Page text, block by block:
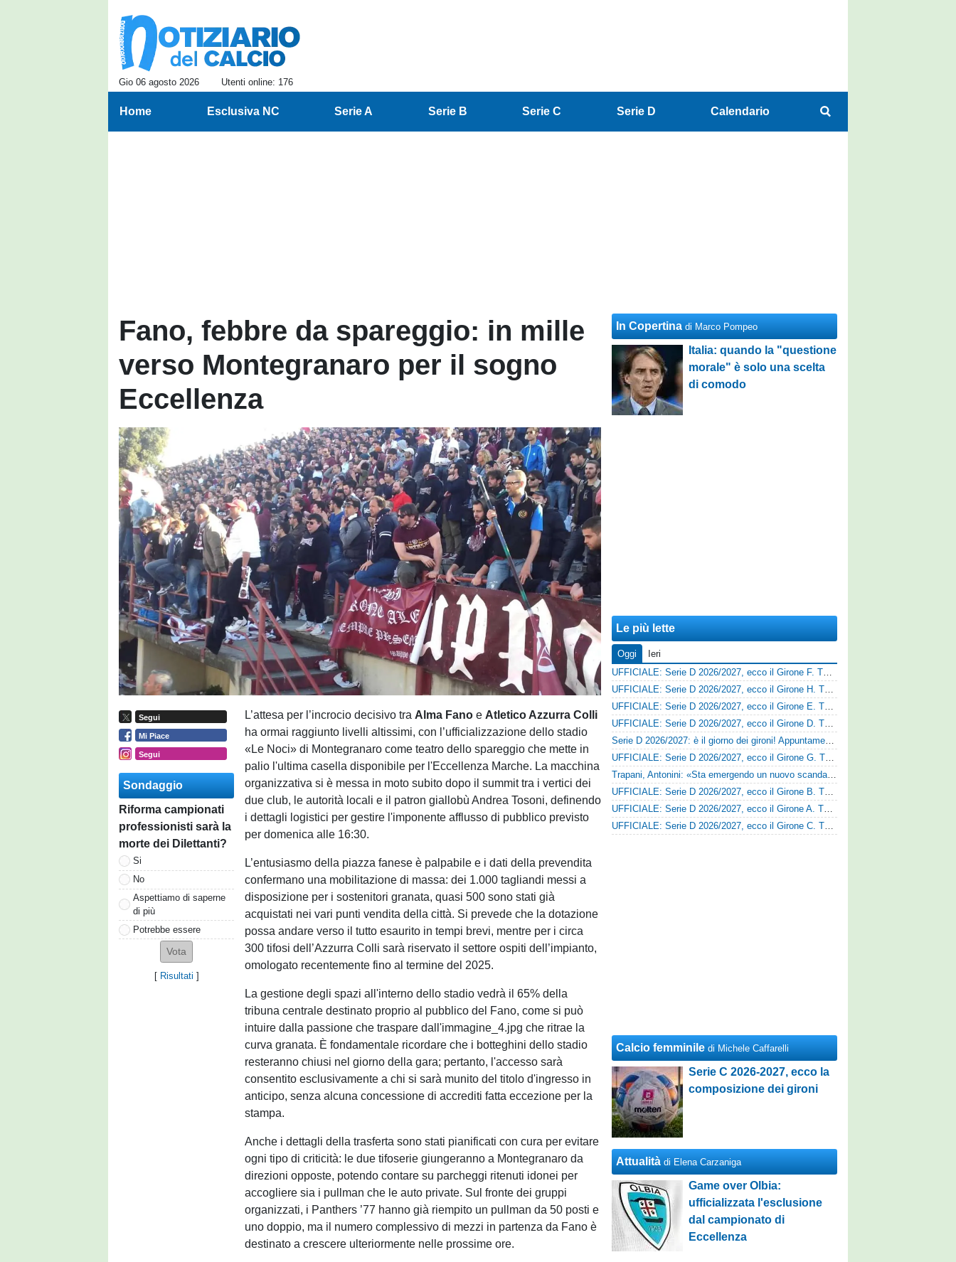
Gio 06 agosto 2026 Utenti online: 176
Home Esclusiva NC Serie A Serie B Serie C Serie D Calendario
Fano, febbre da spareggio: in mille
verso Montegranaro per il sogno
Eccellenza
Segui
Mi Piace
Segui
Sondaggio
Riforma campionati
professionisti sarà la
morte dei Dilettanti?
Si
No
Aspettiamo di saperne
di più
Potrebbe essere
[ Risultati ]
L’attesa per l’incrocio decisivo tra Alma Fanoe Atletico Azzurra Colli
ha ormai raggiunto livelli altissimi, con l’ufficializzazione dello stadio
«Le Noci» di Montegranaro come teatro dello spareggio che mette in
palio l'ultima casella disponibile per l'Eccellenza Marche. La macchina
organizzativa si è messa in moto subito dopo il summit tra i vertici dei
due club, le autorità locali e il patron giallobù Andrea Tosoni, definendo
i dettagli logistici per gestire l'imponente afflusso di pubblico previsto
per domenica alle 16:30.
L’entusiasmo della piazza fanese è palpabile e i dati della prevendita
confermano una mobilitazione di massa: dei 1.000 tagliandi messi a
disposizione per i sostenitori granata, quasi 500 sono stati già
acquistati nei vari punti vendita della città. Si prevede che la dotazione
possa andare verso il tutto esaurito in tempi brevi, mentre per i circa
300 tifosi dell’Azzurra Colli sarà riservato il settore ospiti dell’impianto,
omologato recentemente fino al termine del 2025.
La gestione degli spazi all'interno dello stadio vedrà il 65% della
tribuna centrale destinato proprio al pubblico del Fano, come si può
intuire dalla passione che traspare dall'immagine_4.jpg che ritrae la
curva granata. È fondamentale ricordare che i botteghini dello stadio
resteranno chiusi nel giorno della gara; pertanto, l'accesso sarà
consentito esclusivamente a chi si sarà munito del titolo d'ingresso in
anticipo, senza alcuna concessione di accrediti fatta eccezione per la
stampa.
Anche i dettagli della trasferta sono stati pianificati con cura per evitare
ogni tipo di criticità: le due tifoserie giungeranno a Montegranaro da
direzioni opposte, potendo contare su parcheggi ritenuti idonei per
accogliere sia i pullman che le auto private. Sul fronte dei gruppi
organizzati, i Panthers ’77 hanno già riempito un pullman da 50 posti e
uno doppio, ma il numero complessivo di mezzi in partenza da Fano è
destinato a crescere ulteriormente nelle prossime ore.
In Copertina di Marco Pompeo
Italia: quando la "questione
morale" è solo una scelta
di comodo
Le più lette
Oggi
Ieri
UFFICIALE: Serie D 2026/2027, ecco il Girone F. Tutte le squadre
UFFICIALE: Serie D 2026/2027, ecco il Girone H. Tutte le squadre
UFFICIALE: Serie D 2026/2027, ecco il Girone E. Tutte le squadre
UFFICIALE: Serie D 2026/2027, ecco il Girone D. Tutte le squadre
Serie D 2026/2027: è il giorno dei gironi! Appuntamento fissato
UFFICIALE: Serie D 2026/2027, ecco il Girone G. Tutte le squadre
Trapani, Antonini: «Sta emergendo un nuovo scandalo»
UFFICIALE: Serie D 2026/2027, ecco il Girone B. Tutte le squadre
UFFICIALE: Serie D 2026/2027, ecco il Girone A. Tutte le squadre
UFFICIALE: Serie D 2026/2027, ecco il Girone C. Tutte le squadre
Calcio femminile di Michele Caffarelli
Serie C 2026-2027, ecco la
composizione dei gironi
Attualità di Elena Carzaniga
Game over Olbia:
ufficializzata l'esclusione
dal campionato di
Eccellenza